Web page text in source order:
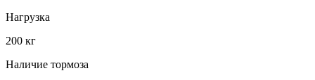
Нагрузка
200 кг
Наличие тормоза